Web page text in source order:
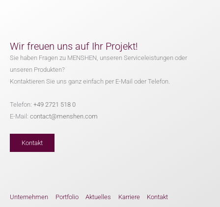
Wir freuen uns auf Ihr Projekt!
Sie haben Fragen zu MENSHEN, unseren Serviceleistungen oder
unseren Produkten?
Kontaktieren Sie uns ganz einfach per E-Mail oder Telefon.
Telefon: +49 2721 518 0
E-Mail: contact@menshen.com
Kontakt
Unternehmen Portfolio Aktuelles Karriere Kontakt